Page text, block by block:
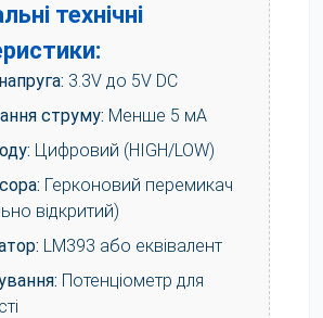
технічні
3.3V до 5V DC
струму: Менше 5 мА
Цифровий (HIGH/LOW)
Герконовий перемикач
відкритий)
LM393 або еквівалент
Потенціометр для